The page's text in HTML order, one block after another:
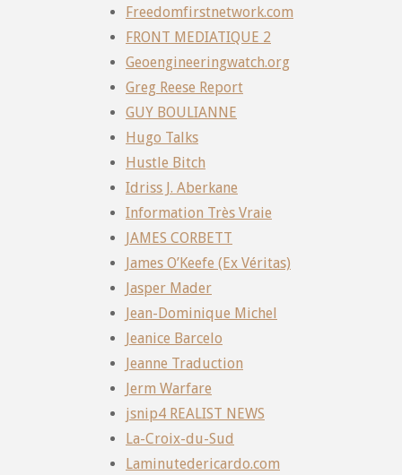
Freedomfirstnetwork.com
FRONT MEDIATIQUE 2
Geoengineeringwatch.org
Greg Reese Report
GUY BOULIANNE
Hugo Talks
Hustle Bitch
Idriss J. Aberkane
Information Très Vraie
JAMES CORBETT
James O’Keefe (Ex Véritas)
Jasper Mader
Jean-Dominique Michel
Jeanice Barcelo
Jeanne Traduction
Jerm Warfare
jsnip4 REALIST NEWS
La-Croix-du-Sud
Laminutedericardo.com